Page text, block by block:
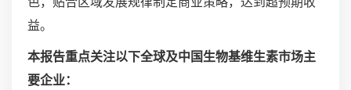
益。
本报告重点关注以下全球及中国生物基维生素市场主
要企业：